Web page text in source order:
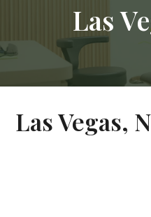
Las
Las Vegas,